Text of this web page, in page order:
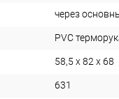
через
PVC
58,5 x 82 x 68
631